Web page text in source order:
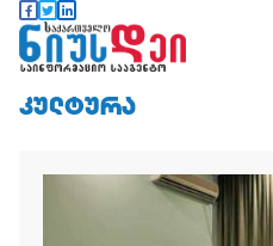
ᲙᲣᲚᲢᲣᲠᲐ